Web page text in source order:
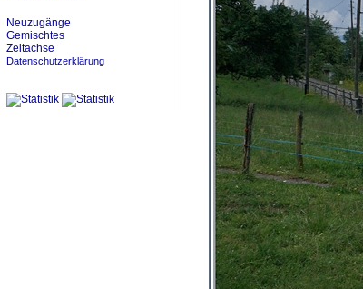
Neuzugänge
Gemischtes
Zeitachse
Datenschutzerklärung